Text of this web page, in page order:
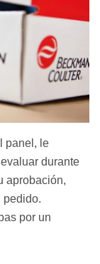
panel, le
durante
aprobación,
pedido.
por un